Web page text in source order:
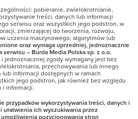
pobieranie, zwielokrotnianie,
treści, danych lub informacji
serwisu oraz wszystkich jego podstron, w
zmierzającej do tworzenia, rozwoju,
uczenia maszynowego, algorytmów lub
oraz wymaga uprzedniej, jednoznacznie
– Burda Media Polska sp. z o.o.
jednoznacznej zgody wymagany jest bez
przechowywania lub innego
informacji dostępnych w ramach
jego podstron, jak również bez względu
i informacji.
przypadków wykorzystywania treści, danych i
ich wyszukiwania przez
pozycjonowania stron